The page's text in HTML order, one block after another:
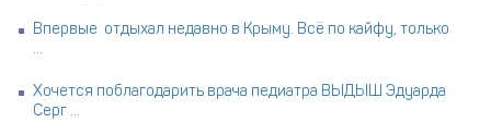
Впервые отдыхал недавно в Крыму. Всё по кайфу, только
...
Хочется поблагодарить врача педиатра ВЫДЫШ Эдуарда
Серг ...